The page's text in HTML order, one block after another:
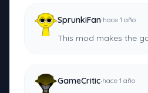
SprunkiFan·hace 1 año
This mod makes the
GameCritic·hace 1 año